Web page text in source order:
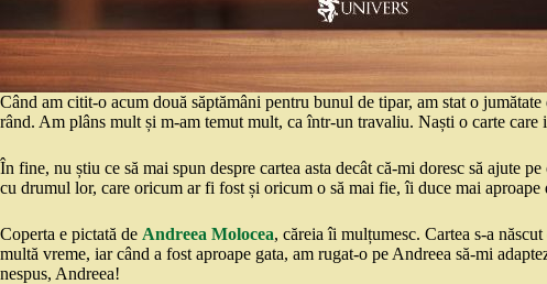
Când am citit-o acum două săptămâni pentru bunul de tipar, am stat o
rând. Am plâns mult și m-am temut mult, ca într-un travaliu. Naști o carte care
În fine, nu știu ce să mai spun despre cartea asta decât că-mi doresc să ajute
cu drumul lor, care oricum ar fi fost și oricum o să mai fie, îi duce mai aproape
Coperta e pictată de Andreea Molocea, căreia îi mulțumesc. Cartea s-a
multă vreme, iar când a fost aproape gata, am rugat-o pe Andreea să-mi
nespus, Andreea!